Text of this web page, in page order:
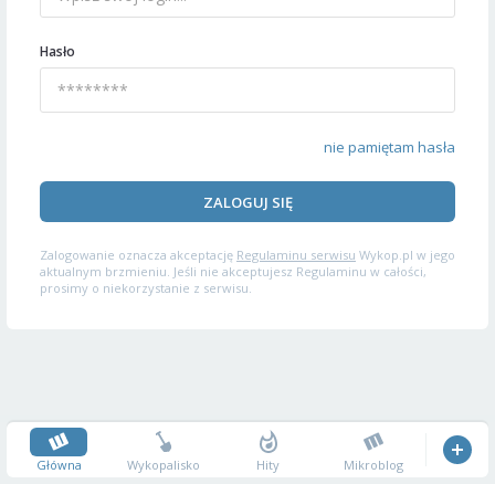
Hasło
nie pamiętam hasła
ZALOGUJ SIĘ
Zalogowanie oznacza akceptację Regulaminu serwisu Wykop.pl w jego
aktualnym brzmieniu. Jeśli nie akceptujesz Regulaminu w całości,
prosimy o niekorzystanie z serwisu.
Główna Wykopalisko Hity Mikroblog